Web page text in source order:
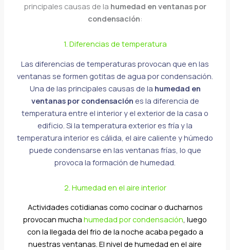
principales causas de la humedad en ventanas por
condensación:
1. Diferencias de temperatura
Las diferencias de temperaturas provocan que en las
ventanas se formen gotitas de agua por condensación.
Una de las principales causas de la humedad en
ventanas por condensación es la diferencia de
temperatura entre el interior y el exterior de la casa o
edificio. Si la temperatura exterior es fría y la
temperatura interior es cálida, el aire caliente y húmedo
puede condensarse en las ventanas frías, lo que
provoca la formación de humedad.
2. Humedad en el aire interior
Actividades cotidianas como cocinar o ducharnos
provocan mucha humedad por condensación, luego
con la llegada del frio de la noche acaba pegado a
nuestras ventanas. El nivel de humedad en el aire